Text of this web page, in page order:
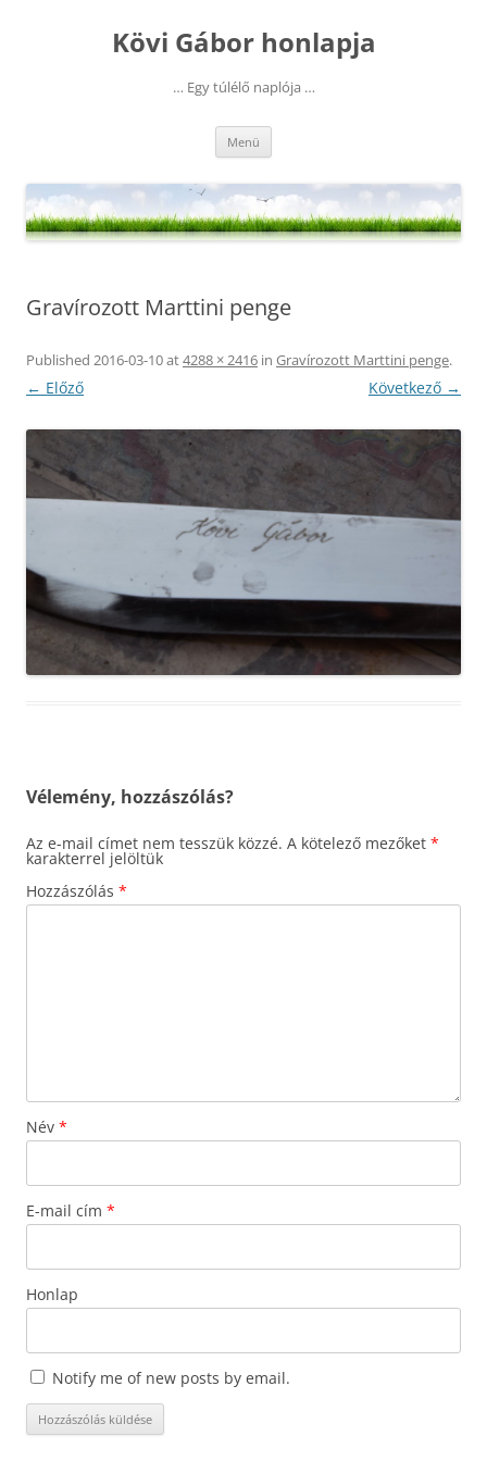
Kövi Gábor honlapja
… Egy túlélő naplója …
Menü
Gravírozott Marttini penge
Published 2016-03-10at4288 × 2416 in Gravírozott Marttini penge.
← Előző Következő →
Vélemény, hozzászólás?
Az e-mail címet nem tesszük közzé. A kötelező mezőket *
karakterrel jelöltük
Hozzászólás *
Név *
E-mail cím *
Honlap
Notify me of new posts by email.